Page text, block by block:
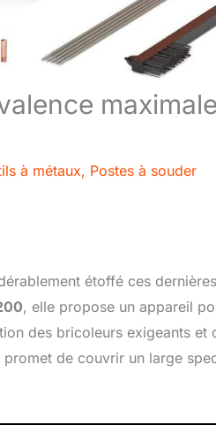
à métaux, Postes à souder
étoffé ces
, elle propose un appareil
des bricoleurs exigeants et
de couvrir un large